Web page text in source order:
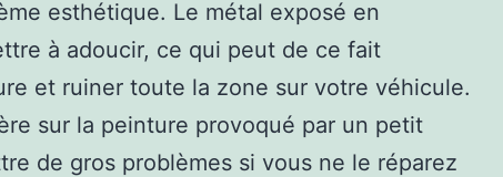
esthétique. Le métal exposé en
à adoucir, ce qui peut de ce fait
et ruiner toute la zone sur votre véhicule.
sur la peinture provoqué par un petit
de gros problèmes si vous ne le réparez